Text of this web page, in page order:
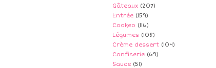
Gâteaux (207)
Entrée (159)
Cookeo (116)
Légumes (108)
Crème dessert (104)
Confiserie (69)
Sauce (51)